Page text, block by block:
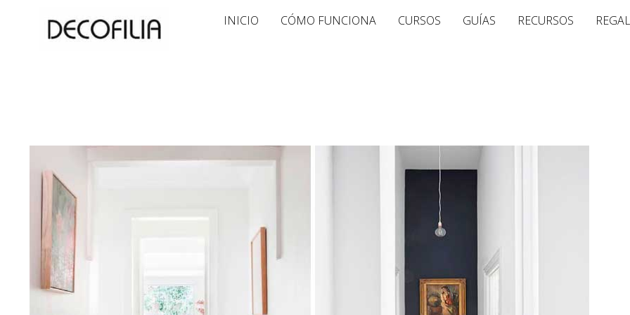
INICIO CÓMO FUNCIONA CURSOS GUÍAS RECURSOS